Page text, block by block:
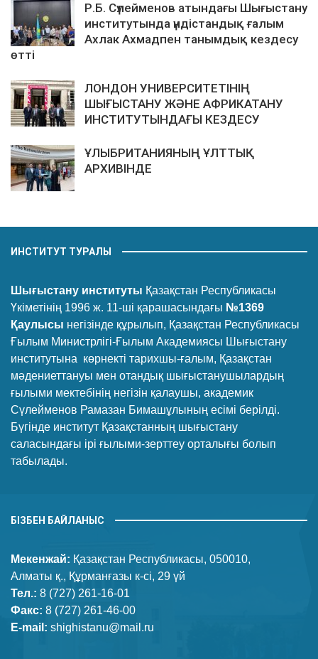
Р.Б. Сүлейменов атындағы Шығыстану
институтында үндістандық ғалым
Ахлак Ахмадпен танымдық кездесу
өтті
ЛОНДОН УНИВЕРСИТЕТІНІҢ
ШЫҒЫСТАНУ ЖӘНЕ АФРИКАТАНУ
ИНСТИТУТЫНДАҒЫ КЕЗДЕСУ
ҰЛЫБРИТАНИЯНЫҢ ҰЛТТЫҚ
АРХИВІНДЕ
ИНСТИТУТ ТУРАЛЫ
Шығыстану институты Қазақстан Республикасы
Үкіметінің 1996 ж. 11-ші қарашасындағы №1369
Қаулысы негізінде құрылып, Қазақстан Республикасы
Ғылым Министрлігі-Ғылым Академиясы Шығыстану
институтына көрнекті тарихшы-ғалым, Қазақстан
мәдениеттануы мен отандық шығыстанушылардың
ғылыми мектебінің негізін қалаушы, академик
Сүлейменов Рамазан Бимашұлының есімі берілді.
Бүгінде институт Қазақстанның шығыстану
саласындағы ірі ғылыми-зерттеу орталығы болып
табылады.
БІЗБЕН БАЙЛАНЫС
Мекенжай: Қазақстан Республикасы, 050010,
Алматы қ., Құрманғазы к-сі, 29 үй
Тел.: 8 (727) 261-16-01
Факс: 8 (727) 261-46-00
E-mail: shighistanu@mail.ru